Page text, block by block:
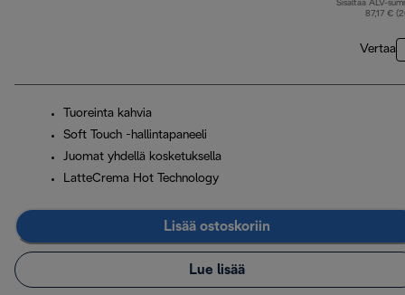
Sisältää ALV-
87,17 €
Vertaa
Tuoreinta kahvia
Soft Touch -hallintapaneeli
Juomat yhdellä kosketuksella
LatteCrema Hot Technology
Lisää ostoskoriin
Lue lisää